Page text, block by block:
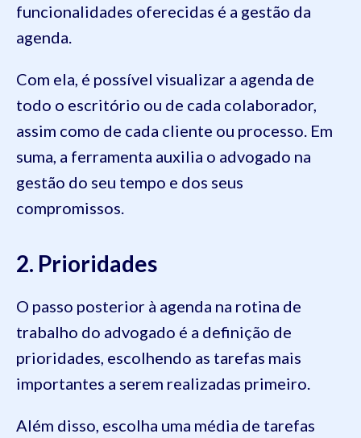
funcionalidades oferecidas é a gestão da
agenda.
Com ela, é possível visualizar a agenda de
todo o escritório ou de cada colaborador,
assim como de cada cliente ou processo. Em
suma, a ferramenta auxilia o advogado na
gestão do seu tempo e dos seus
compromissos.
2. Prioridades
O passo posterior à agenda na rotina de
trabalho do advogado é a definição de
prioridades, escolhendo as tarefas mais
importantes a serem realizadas primeiro.
Além disso, escolha uma média de tarefas